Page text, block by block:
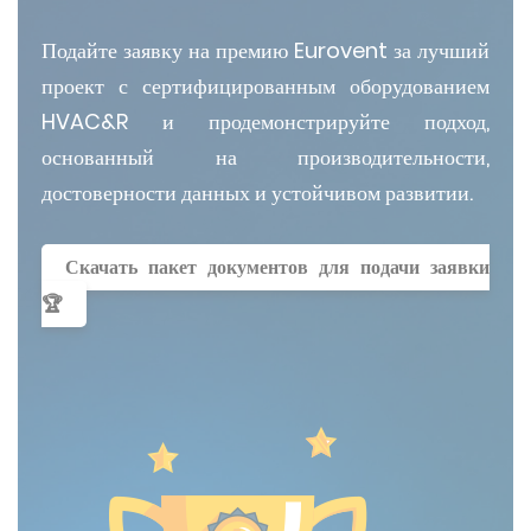
Подайте заявку на премию Eurovent за лучший
проект с сертифицированным оборудованием
HVAC&R и продемонстрируйте подход,
основанный на производительности,
достоверности данных и устойчивом развитии.
Скачать пакет документов для подачи заявки
🏆